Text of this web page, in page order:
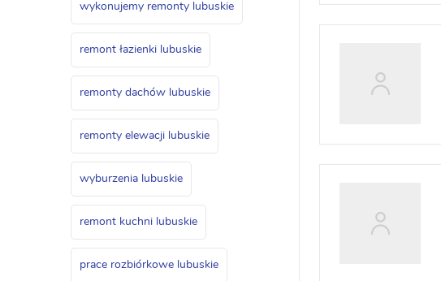
wykonujemy remonty lubuskie
remont łazienki lubuskie
remonty dachów lubuskie
remonty elewacji lubuskie
wyburzenia lubuskie
remont kuchni lubuskie
prace rozbiórkowe lubuskie